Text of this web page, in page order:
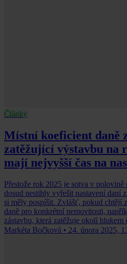
Články
Místní koeficient daně
zatěžující výstavbu na
mají nejvyšší čas na
Přestože rok 2025 je sotva v
dosud nestihly vyřešit nastavení daní
si měly pospíšit. Zvlášť, pokud chtějí
daně pro konkrétní nemovitosti,
zástavbu, která zatěžuje okolí hlukem
Markéta Bočková • 24. února 2025,